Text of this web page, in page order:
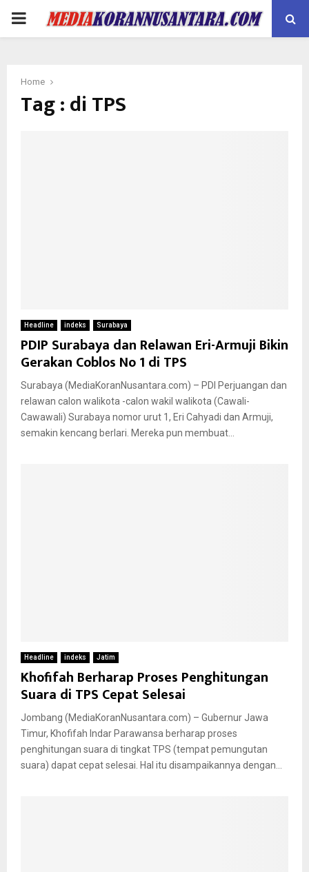
PRIMARY
Home
Tag : di TPS
Headline indeks Surabaya
PDIP Surabaya dan Relawan Eri-Armuji Bikin
Gerakan Coblos No 1 di TPS
Surabaya (MediaKoranNusantara.com) – PDI Perjuangan dan
relawan calon walikota -calon wakil walikota (Cawali-
Cawawali) Surabaya nomor urut 1, Eri Cahyadi dan Armuji,
semakin kencang berlari. Mereka pun membuat...
Headline indeks Jatim
Khofifah Berharap Proses Penghitungan
Suara di TPS Cepat Selesai
Jombang (MediaKoranNusantara.com) – Gubernur Jawa
Timur, Khofifah Indar Parawansa berharap proses
penghitungan suara di tingkat TPS (tempat pemungutan
suara) dapat cepat selesai. Hal itu disampaikannya dengan...